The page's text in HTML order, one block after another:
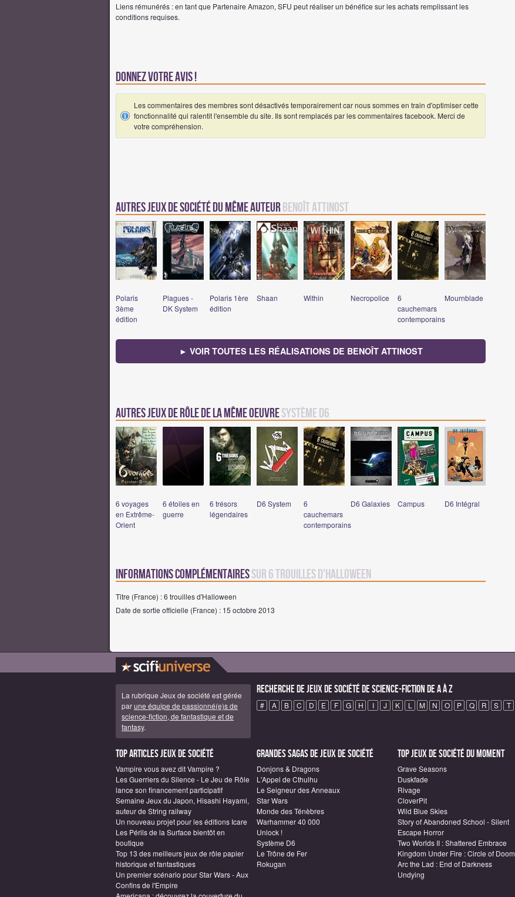
Liens rémunérés : en tant que Partenaire Amazon, SFU peut réaliser un bénéfice sur les achats remplissant les
conditions requises.
Donnez votre avis !
Les commentaires des membres sont désactivés temporairement car nous sommes en train d'optimiser cette
fonctionnalité qui ralentit l'ensemble du site. Ils sont remplacés par les commentaires facebook. Merci de
votre compréhension.
Autres Jeux de société du même auteur Benoît Attinost
Polaris
3ème
édition
Plagues -
DK System
Polaris 1ère
édition
Shaan Within Necropolice
6
cauchemars
contemporains
Mournblade
► VOIR TOUTES LES RÉALISATIONS DE BENOÎT ATTINOST
Autres jeux de rôle de la même oeuvreSystème D6
6 voyages
en Extrême-
Orient
6 étoiles en
guerre
6 trésors
légendaires
D6 System
6
cauchemars
contemporains
D6 Galaxies Campus D6 Intégral
Informations complémentairessur 6 trouilles d'Halloween
Titre (France) : 6 trouilles d'Halloween
Date de sortie officielle (France) : 15 octobre 2013
La rubrique Jeux de société est gérée
parune équipe de passionné(e)s de
science-fiction, de fantastique et de
fantasy.
Recherche de Jeux de société de science-fiction de A à Z
# A B C D E F G H I J K L M N O P Q R S T
Top articles Jeux de société
Vampire vous avez dit Vampire ?
Les Guerriers du Silence - Le Jeu de Rôle
lance son financement participatif
Semaine Jeux du Japon, Hisashi Hayami,
auteur de String railway
Un nouveau projet pour les éditions Icare
Les Périls de la Surface bientôt en
boutique
Top 13 des meilleurs jeux de rôle papier
historique et fantastiques
Un premier scénario pour Star Wars - Aux
Confins de l'Empire
Grandes sagas de Jeux de société
Donjons & Dragons
L'Appel de Cthulhu
Le Seigneur des Anneaux
Star Wars
Monde des Ténèbres
Warhammer 40 000
Unlock !
Système D6
Le Trône de Fer
Rokugan
Top Jeux de société du moment
Grave Seasons
Duskfade
Rivage
CloverPit
Wild Blue Skies
Story of Abandoned School - Silent
Escape Horror
Two Worlds II : Shattered Embrace
Kingdom Under Fire : Circle of Doom
Arc the Lad : End of Darkness
Undying